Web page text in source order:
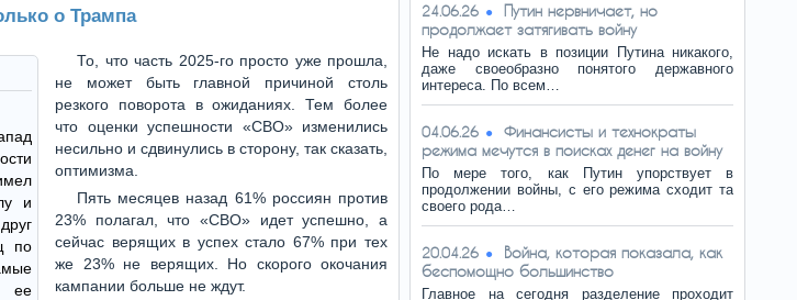
о Трампа
и
по
ее
То, что часть 2025-го просто уже прошла,
не может быть главной причиной столь
резкого поворота в ожиданиях. Тем более
что оценки успешности «СВО» изменились
несильно и сдвинулись в сторону, так сказать,
оптимизма.
Пять месяцев назад 61% россиян против
23% полагал, что «СВО» идет успешно, а
сейчас верящих в успех стало 67% при тех
же 23% не верящих. Но скорого окочания
кампании больше не ждут.
24.06.26
Путин нервничает, но
продолжает затягивать войну
Не надо искать в позиции Путина никакого,
даже своеобразно понятого державного
интереса. По всем…
04.06.26
Финансисты и технократы
режима мечутся в поисках денег на войну
По мере того, как Путин упорствует в
продолжении войны, с его режима сходит та
своего рода…
20.04.26
Война, которая показала, как
беспомощно большинство
Главное на сегодня разделение проходит